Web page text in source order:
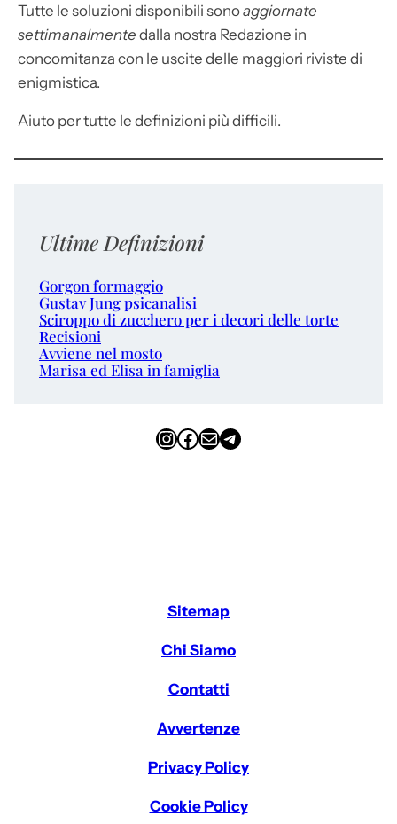
Tutte le soluzioni disponibili sonoaggiornate
settimanalmente dalla nostra Redazione in
concomitanza con le uscite delle maggiori riviste di
enigmistica.
Aiuto per tutte le definizioni più difficili.
Ultime Definizioni
Gorgon formaggio
Gustav Jung psicanalisi
Sciroppo di zucchero per i decori delle torte
Recisioni
Avviene nel mosto
Marisa ed Elisa in famiglia
InstagramFacebook Email Telegram
Sitemap
Chi Siamo
Contatti
Avvertenze
Privacy Policy
Cookie Policy